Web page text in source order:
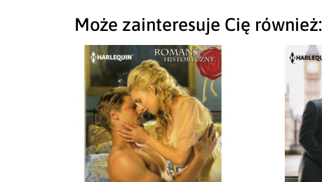
Może zainteresuje Cię również: